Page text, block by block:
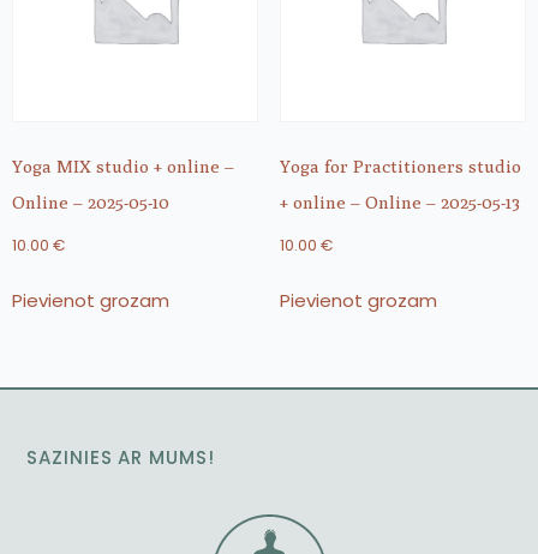
Yoga MIX studio + online –
Online – 2025-05-10
10.00 €
Pievienot grozam
Yoga for Practitioners studio
+ online – Online – 2025-05-13
10.00 €
Pievienot grozam
SAZINIES AR MUMS!